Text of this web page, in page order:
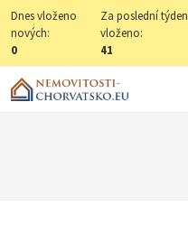
Dnes vloženo
nových:
0
Za poslední týden
vloženo:
41